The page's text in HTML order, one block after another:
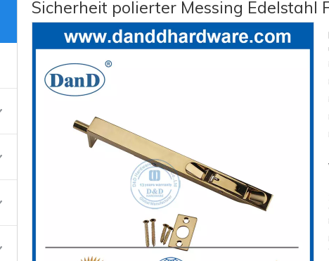
Sicherheit polierter Messing Edelstahl